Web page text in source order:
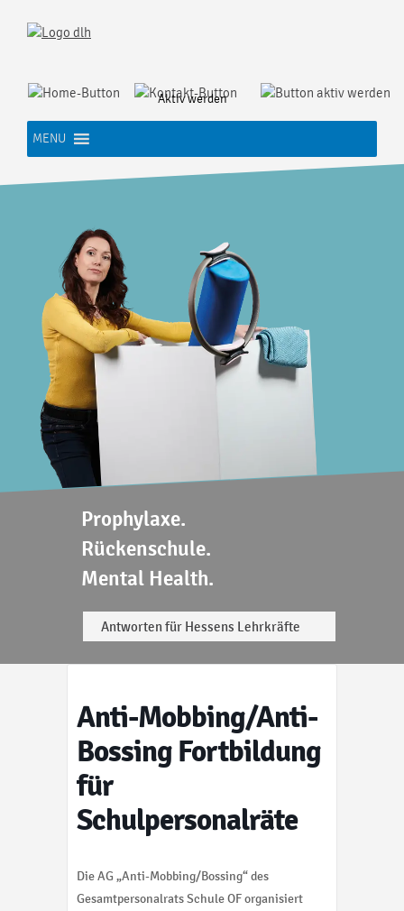
Aktiv werden
MENU
Prophylaxe.
Rückenschule.
Mental Health.
Antworten für Hessens Lehrkräfte
Anti-Mobbing/Anti-
Bossing Fortbildung
für
Schulpersonalräte
Die AG „Anti-Mobbing/Bossing“ des
Gesamtpersonalrats Schule OF organisiert